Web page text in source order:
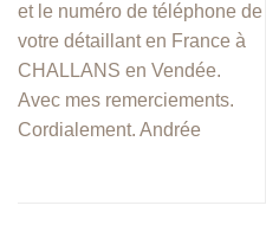
et le numéro de téléphone de
votre détaillant en France à
CHALLANS en Vendée.
Avec mes remerciements.
Cordialement. Andrée